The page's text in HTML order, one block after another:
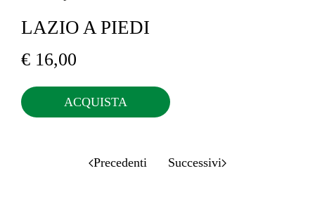
LAZIO A PIEDI
€ 16,00
ACQUISTA
Precedenti Successivi